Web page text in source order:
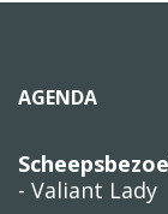
AGENDA
- Valiant Lady